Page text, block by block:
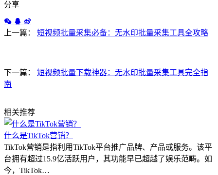
分享
上一篇： 短视频批量采集必备：无水印批量采集工具全攻略
下一篇：
短视频批量下载神器：无水印批量采集工具完全指
南
相关推荐
什么是TikTok营销？
TikTok营销是指利用TikTok平台推广品牌、产品或服务。该平
台拥有超过15.9亿活跃用户，其功能早已超越了娱乐范畴。如
今，TikTok…